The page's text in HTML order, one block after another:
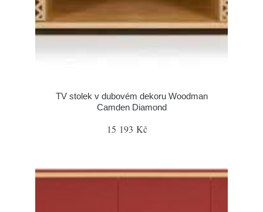
TV stolek v dubovém dekoru Woodman
Camden Diamond
15 193 Kč